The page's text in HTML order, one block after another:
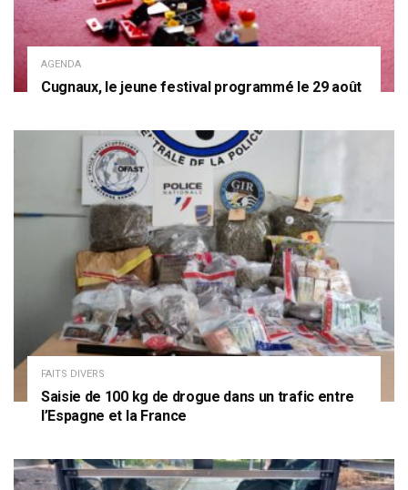
AGENDA
Cugnaux, le jeune festival programmé le 29 août
FAITS DIVERS
Saisie de 100 kg de drogue dans un trafic entre
l’Espagne et la France